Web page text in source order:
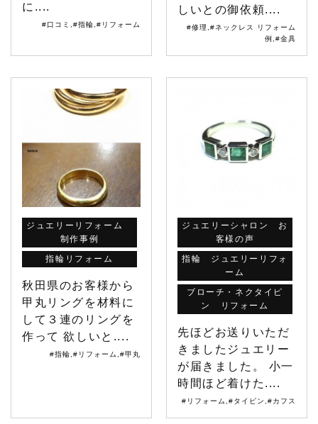
に....
#口コミ #指輪 #リフォーム
しいとの御依頼....
#修理 #ネックレス リフォーム
例
#金具
ジュエリーリフォーム
制作事例
指輪リフォーム
秋田県のお客様から
甲丸リングを材料に
して３連のリングを
作って 欲しいと....
#指輪 #リフォーム #甲丸
ジュエリーシャロン お
客様の声
指輪 ジュエリーリフォ
ーム
ブローチ・ネクタイピ
ン リフォーム
先ほどお送りいただ
きましたジュエリー
が届きました。 小一
時間ほど着けた....
#リフォーム #タイピン #カフス